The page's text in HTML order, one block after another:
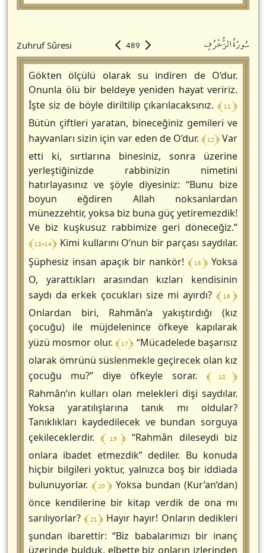
Zuhruf Sûresi 489 سُورَةُالزُّخْرُفِ
Gökten ölçülü olarak su indiren de O’dur.
Onunla ölü bir beldeye yeniden hayat veririz.
İşte siz de böyle diriltilip çıkarılacaksınız.﴾ 11 ﴿
Bütün çiftleri yaratan, bineceğiniz gemileri ve
hayvanları sizin için var eden de O’dur.﴾ 12 ﴿Var
etti ki, sırtlarına binesiniz, sonra üzerine
yerleştiğinizde rabbinizin nimetini
hatırlayasınız ve şöyle diyesiniz: “Bunu bize
boyun eğdiren Allah noksanlardan
münezzehtir, yoksa biz buna güç yetiremezdik!
Ve biz kuşkusuz rabbimize geri döneceğiz.”
﴾ 13-14 ﴿ Kimi kullarını O’nun bir parçası saydılar.
Şüphesiz insan apaçık bir nankör! ﴾ 15 ﴿ Yoksa
O, yarattıkları arasından kızları kendisinin
saydı da erkek çocukları size mi ayırdı? ﴾ 16 ﴿
Onlardan biri, Rahmân’a yakıştırdığı (kız
çocuğu) ile müjdelenince öfkeye kapılarak
yüzü mosmor olur.﴾ 17 ﴿ “Mücadelede başarısız
olarak ömrünü süslenmekle geçirecek olan kız
çocuğu mu?” diye öfkeyle sorar.﴾ 18 ﴿
Rahmân’ın kulları olan melekleri dişi saydılar.
Yoksa yaratılışlarına tanık mı oldular?
Tanıklıkları kaydedilecek ve bundan sorguya
çekileceklerdir.﴾ 19 ﴿ “Rahmân dileseydi biz
onlara ibadet etmezdik” dediler. Bu konuda
hiçbir bilgileri yoktur, yalnızca boş bir iddiada
bulunuyorlar.﴾ 20 ﴿Yoksa bundan (Kur’an’dan)
önce kendilerine bir kitap verdik de ona mı
sarılıyorlar?﴾ 21 ﴿Hayır hayır! Onların dedikleri
şundan ibarettir: “Biz babalarımızı bir inanç
üzerinde bulduk, elbette biz onların izlerinden